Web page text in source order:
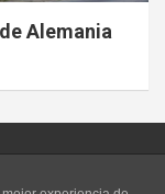
Alemania